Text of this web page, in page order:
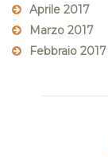
Aprile 2017
Marzo 2017
Febbraio 2017